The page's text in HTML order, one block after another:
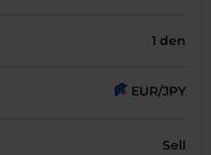
1 den
EUR/JPY
Sell